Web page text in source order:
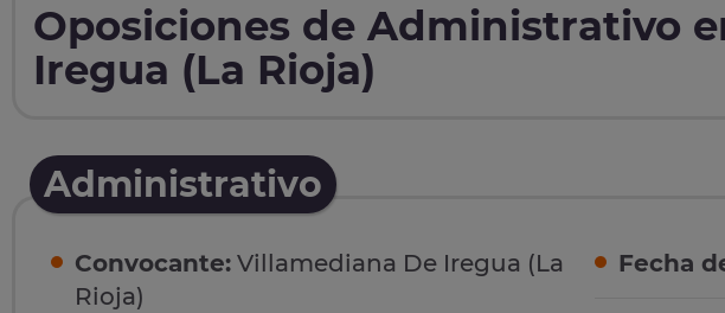
Oposiciones de Administrativo
Iregua (La Rioja)
Administrativo
Convocante: Villamediana De Iregua (La
Rioja)
Fecha